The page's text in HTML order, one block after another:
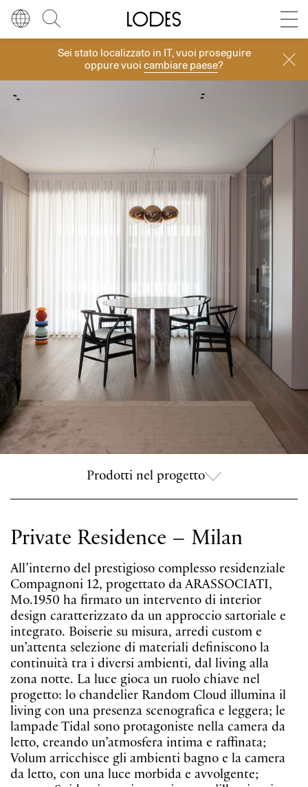
Sei stato localizzato in IT, vuoi proseguire
oppure vuoicambiare paese?
LinguaItaliano
Deutsch
Resto del mondo
Store locator Press room
Diesel Living with Lodes
Progetti
Prodotti nel progetto
Terra
Spider
Soffitto
Tidal
Soffitto
Private Residence – Milan
All’interno del prestigioso complesso residenziale
Compagnoni 12, progettato da ARASSOCIATI,
Mo.1950 ha firmato un intervento di interior
design caratterizzato da un approccio sartoriale e
integrato. Boiserie su misura, arredi custom e
un’attenta selezione di materiali definiscono la
continuità tra i diversi ambienti, dal living alla
zona notte. La luce gioca un ruolo chiave nel
progetto: lo chandelier Random Cloud illumina il
living con una presenza scenografica e leggera; le
lampade Tidal sono protagoniste nella camera da
letto, creando un’atmosfera intima e raffinata;
Volum arricchisce gli ambienti bagno e la camera
da letto, con una luce morbida e avvolgente;